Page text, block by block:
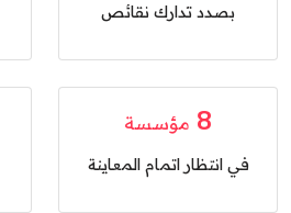
بصدد تدارك نقائص
8 مؤسسة
في انتظار اتمام المعاينة